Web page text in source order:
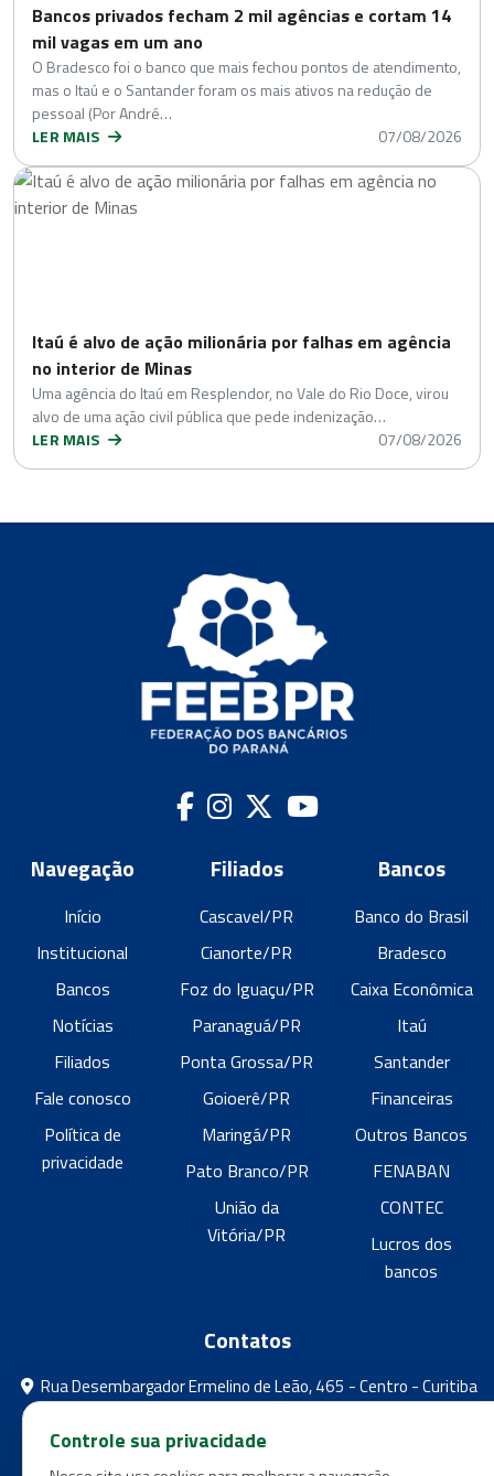
Bancos privados fecham 2 mil agências e cortam 14
mil vagas em um ano
O Bradesco foi o banco que mais fechou pontos de atendimento,
mas o Itaú e o Santander foram os mais ativos na redução de
pessoal (Por André…
LER MAIS
07/08/2026
Itaú é alvo de ação milionária por falhas em agência
no interior de Minas
Uma agência do Itaú em Resplendor, no Vale do Rio Doce, virou
alvo de uma ação civil pública que pede indenização…
LER MAIS
07/08/2026
Navegação
Início
Institucional
Bancos
Notícias
Filiados
Fale conosco
Política de
privacidade
Filiados
Cascavel/PR
Cianorte/PR
Foz do Iguaçu/PR
Paranaguá/PR
Ponta Grossa/PR
Goioerê/PR
Maringá/PR
Pato Branco/PR
União da
Vitória/PR
Bancos
Banco do Brasil
Bradesco
Caixa Econômica
Itaú
Santander
Financeiras
Outros Bancos
FENABAN
CONTEC
Lucros dos
bancos
Contatos
Rua Desembargador Ermelino de Leão, 465 - Centro - Curitiba
- Paraná
feebpr@gmail.com
Controle sua privacidade